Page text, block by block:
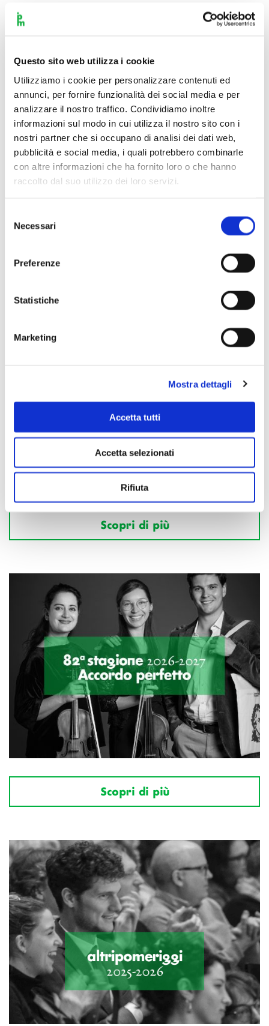
Questo sito web utilizza i cookie
Utilizziamo i cookie per personalizzare contenuti ed
annunci, per fornire funzionalità dei social media e per
analizzare il nostro traffico. Condividiamo inoltre
informazioni sul modo in cui utilizza il nostro sito con i
nostri partner che si occupano di analisi dei dati web,
pubblicità e social media, i quali potrebbero combinarle
con altre informazioni che ha fornito loro o che hanno
raccolto dal suo utilizzo dei loro servizi.
delNecessari
Preferenze
Statistiche
Marketing
Mostra dettagli
Accetta tutti
Accetta selezionati
Rifiuta
possa essere stato il primo grande compositore a guadagnarsi
da vivere senza essere alle strette dipendenze di nessuno.
avrebbe molto piacere di dedicare la stessa a Bonaparte, se
mesi e vuole dargli 400 fiorini, e pertanto verrà [solo]
chiamata Bonaparte”. Si trattava dunque di una dedica a
pagamento per il principe austriaco Lobkowitz, una prassi
che a leggere le lettere di Beethoven risulta perfettamente
comprensibile, e la prospettiva di un lauto compenso
contava dunque per lui ben più di ogni altra considerazione,
tanto meno di quelle politiche. Niente di nuovo sotto il sole,
so bene che circolano versioni edulcolorate di questa missiva
di Ries, ma l’originale tedesco è a disposizione di tutti per
Scopri di più
Scopri di più